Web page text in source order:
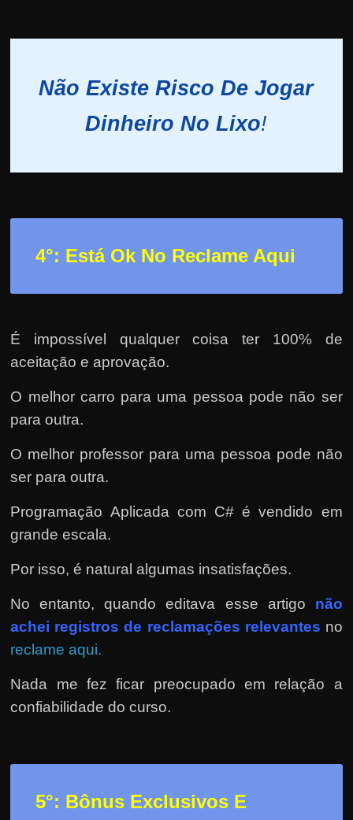
Não Existe Risco De Jogar
Dinheiro No Lixo!
4°: Está Ok No Reclame Aqui
É impossível qualquer coisa ter 100% de
aceitação e aprovação.
O melhor carro para uma pessoa pode não ser
para outra.
O melhor professor para uma pessoa pode não
ser para outra.
Programação Aplicada com C# é vendido em
grande escala.
Por isso, é natural algumas insatisfações.
No entanto, quando editava esse artigo não
achei registros de reclamações relevantes no
reclame aqui.
Nada me fez ficar preocupado em relação a
confiabilidade do curso.
5°: Bônus Exclusivos E